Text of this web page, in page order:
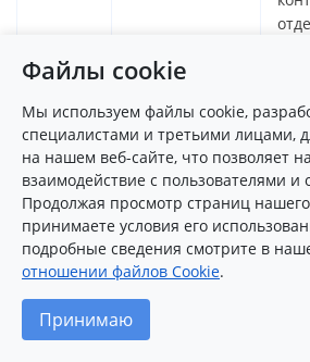
ЛД040 A06.09.007.001
ЛД041 A06.03.019
Файлы cookie
Мы используем файлы cookie,
специалистами и третьими лицами,
на нашем веб-сайте, что позволяет
взаимодействие с пользователями и
Продолжая просмотр страниц
принимаете условия его
подробные сведения смотрите в
отношении файлов Cookie.
Принимаю